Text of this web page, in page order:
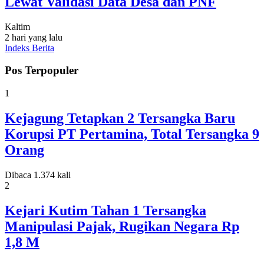
Kaltim
2 hari yang lalu
Indeks Berita
Pos Terpopuler
1
Kejagung Tetapkan 2 Tersangka Baru
Korupsi PT Pertamina, Total Tersangka 9
Orang
Dibaca 1.374 kali
2
Kejari Kutim Tahan 1 Tersangka
Manipulasi Pajak, Rugikan Negara Rp
1,8 M